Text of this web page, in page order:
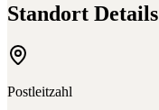
Standort Details
Postleitzahl